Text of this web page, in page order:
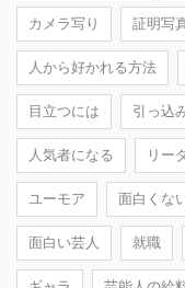
カメラ写り 証明写
人から好かれる方法
目立つには 引っ込
人気者になる リー
ユーモア 面白くな
面白い芸人 就職